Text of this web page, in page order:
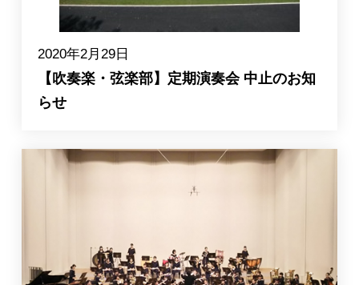
2020年2月29日
【吹奏楽・弦楽部】定期演奏会 中止のお知
らせ